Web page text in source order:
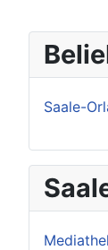
Saale-